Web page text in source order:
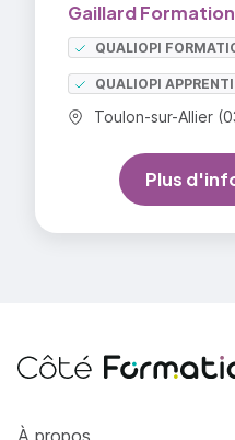
Gaillard
QUALIOPI
QUALIOPI
Commune :
Toulon-sur-Allier
Plus
Côté Formations
À propos